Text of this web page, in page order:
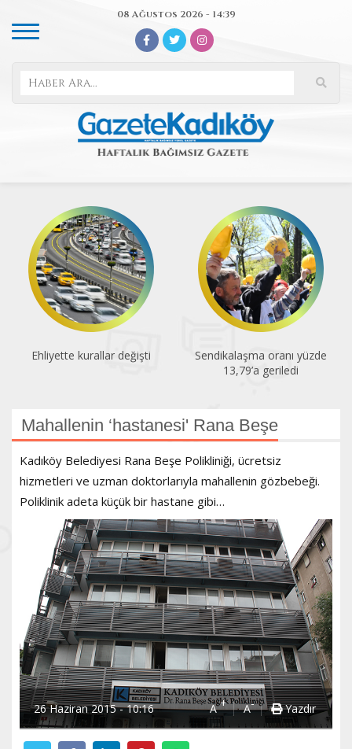
08 Ağustos 2026 - 14:39
Ehliyette kurallar değişti
Sendikalaşma oranı yüzde
13,79’a geriledi
Mahallenin ‘hastanesi' Rana Beşe
Kadıköy Belediyesi Rana Beşe Polikliniği, ücretsiz
hizmetleri ve uzman doktorlarıyla mahallenin gözbebeği.
Poliklinik adeta küçük bir hastane gibi…
26 Haziran 2015 - 10:16 A+ A- Yazdır